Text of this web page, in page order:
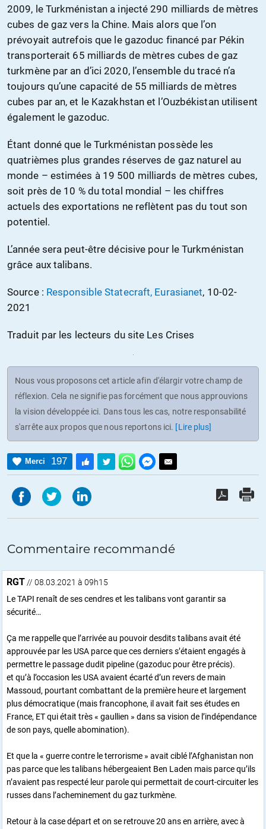
2009, le Turkménistan a injecté 290 milliards de mètres
cubes de gaz vers la Chine. Mais alors que l’on
prévoyait autrefois que le gazoduc financé par Pékin
transporterait 65 milliards de mètres cubes de gaz
turkmène par an d’ici 2020, l’ensemble du tracé n’a
toujours qu’une capacité de 55 milliards de mètres
cubes par an, et le Kazakhstan et l’Ouzbékistan utilisent
également le gazoduc.
Étant donné que le Turkménistan possède les
quatrièmes plus grandes réserves de gaz naturel au
monde – estimées à 19 500 milliards de mètres cubes,
soit près de 10 % du total mondial – les chiffres
actuels des exportations ne reflètent pas du tout son
potentiel.
L’année sera peut-être décisive pour le Turkménistan
grâce aux talibans.
Source : Responsible Statecraft, Eurasianet, 10-02-
2021
Traduit par les lecteurs du site Les Crises
Nous vous proposons cet article afin d'élargir votre champ de
réflexion. Cela ne signifie pas forcément que nous approuvions
la vision développée ici. Dans tous les cas, notre responsabilité
s'arrête aux propos que nous reportons ici. [Lire plus]
Merci 197
Commentaire recommandé
RGT// 08.03.2021 à 09h15
Le TAPI renaît de ses cendres et les talibans vont garantir sa
sécurité…
Ça me rappelle que l’arrivée au pouvoir desdits talibans avait été
approuvée par les USA parce que ces derniers s’étaient engagés à
permettre le passage dudit pipeline (gazoduc pour être précis).
et qu’à l’occasion les USA avaient écarté d’un revers de main
Massoud, pourtant combattant de la première heure et largement
plus démocratique (mais francophone, il avait fait ses études en
France, ET qui était très « gaullien » dans sa vision de l’indépendance
de son pays, quelle abomination).
Et que la « guerre contre le terrorisme » avait ciblé l’Afghanistan non
pas parce que les talibans hébergeaient Ben Laden mais parce qu’ils
n’avaient pas respecté leur parole qui permettait de court-circuiter les
russes dans l’acheminement du gaz turkmène.
Retour à la case départ et on se retrouve 20 ans en arrière, avec à